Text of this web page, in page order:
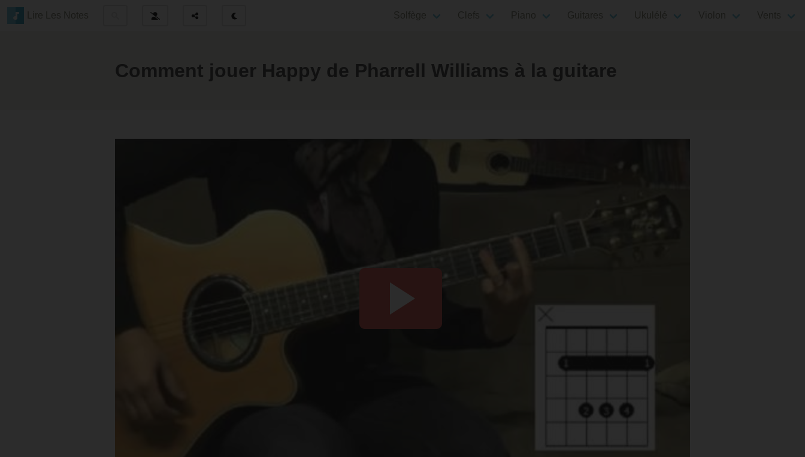
Comment jouer Happy de Pharrell Williams à la guitare